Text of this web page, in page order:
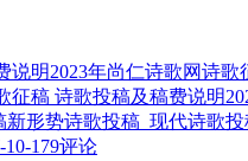
2023年尚仁诗歌网诗
征稿 诗歌投稿及稿费说明
诗歌投稿_现代诗歌
10-179评论